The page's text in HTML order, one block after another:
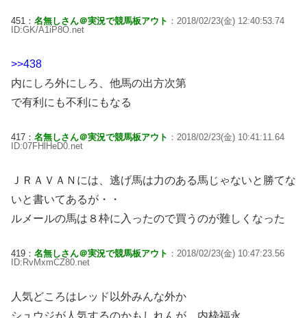
451： 名無しさん＠実況で競馬板アウト ：2018/02/23(金) 12:40:53.74
ID:GK/A1iP8O.net
>>438
内にしろ外にしろ、他馬の出方次第
で有利にも不利にもなる
417： 名無しさん＠実況で競馬板アウト ：2018/02/23(金) 10:41:11.64
ID:07FHlHeD0.net
ＪＲＡＶＡＮには、逃げ馬は力のある馬じゃないと勝てな
いと書いてあるが・・
ルメールの馬は８枠に入ったので買うのが難しくなった
419： 名無しさん＠実況で競馬板アウト ：2018/02/23(金) 10:47:23.56
ID:RvMxmCZ80.net
人気どころはレッド以外みんな外か
シュウジが人気するのかもしれんが、内枠福永…